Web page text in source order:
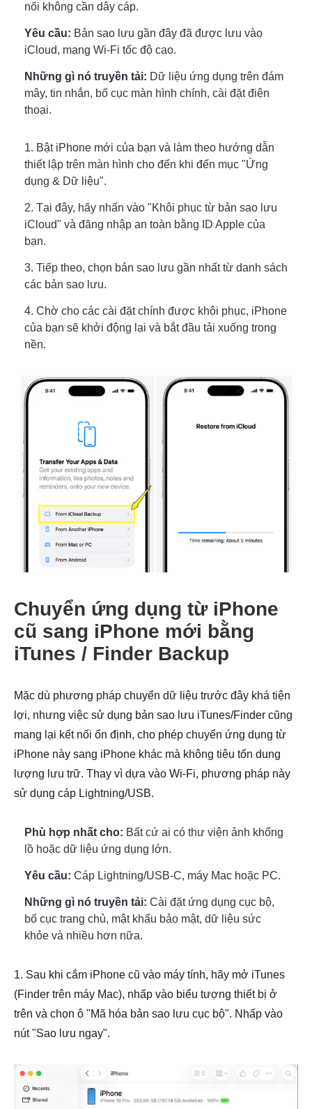
nối không cần dây cáp.
Yêu cầu: Bản sao lưu gần đây đã được lưu vào
iCloud, mạng Wi-Fi tốc độ cao.
Những gì nó truyền tải: Dữ liệu ứng dụng trên đám
mây, tin nhắn, bố cục màn hình chính, cài đặt điện
thoại.
1. Bật iPhone mới của bạn và làm theo hướng dẫn
thiết lập trên màn hình cho đến khi đến mục "Ứng
dụng & Dữ liệu".
2. Tại đây, hãy nhấn vào "Khôi phục từ bản sao lưu
iCloud" và đăng nhập an toàn bằng ID Apple của
bạn.
3. Tiếp theo, chọn bản sao lưu gần nhất từ danh sách
các bản sao lưu.
4. Chờ cho các cài đặt chính được khôi phục, iPhone
của bạn sẽ khởi động lại và bắt đầu tải xuống trong
nền.
Chuyển ứng dụng từ iPhone
cũ sang iPhone mới bằng
iTunes / Finder Backup
Mặc dù phương pháp chuyển dữ liệu trước đây khá tiện
lợi, nhưng việc sử dụng bản sao lưu iTunes/Finder cũng
mang lại kết nối ổn định, cho phép chuyển ứng dụng từ
iPhone này sang iPhone khác mà không tiêu tốn dung
lượng lưu trữ. Thay vì dựa vào Wi-Fi, phương pháp này
sử dụng cáp Lightning/USB.
Phù hợp nhất cho: Bất cứ ai có thư viện ảnh khổng
lồ hoặc dữ liệu ứng dụng lớn.
Yêu cầu: Cáp Lightning/USB-C, máy Mac hoặc PC.
Những gì nó truyền tải: Cài đặt ứng dụng cục bộ,
bố cục trang chủ, mật khẩu bảo mật, dữ liệu sức
khỏe và nhiều hơn nữa.
1. Sau khi cắm iPhone cũ vào máy tính, hãy mở iTunes
(Finder trên máy Mac), nhấp vào biểu tượng thiết bị ở
trên và chọn ô "Mã hóa bản sao lưu cục bộ". Nhấp vào
nút "Sao lưu ngay".